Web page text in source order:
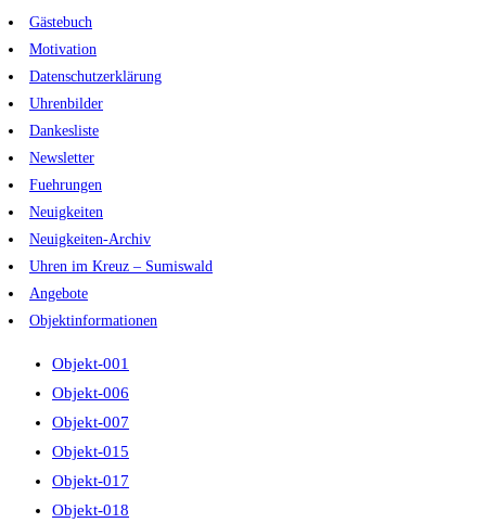
Zum
Inhalt
springen
Gästebuch
Motivation
Datenschutzerklärung
Uhrenbilder
Dankesliste
Newsletter
Fuehrungen
Neuigkeiten
Neuigkeiten-Archiv
Uhren im Kreuz – Sumiswald
Angebote
Objektinformationen
Objekt-001
Objekt-006
Objekt-007
Objekt-015
Objekt-017
Objekt-018